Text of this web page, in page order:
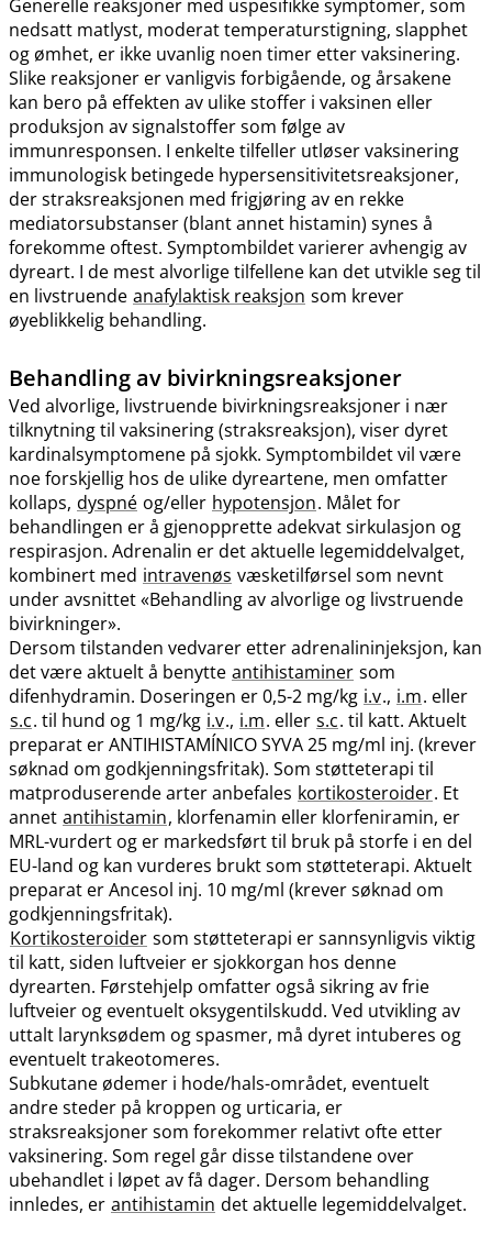
Generelle reaksjoner med uspesifikke symptomer, som
nedsatt matlyst, moderat temperaturstigning, slapphet
og ømhet, er ikke uvanlig noen timer etter vaksinering.
Slike reaksjoner er vanligvis forbigående, og årsakene
kan bero på effekten av ulike stoffer i vaksinen eller
produksjon av signalstoffer som følge av
immunresponsen. I enkelte tilfeller utløser vaksinering
immunologisk betingede hypersensitivitetsreaksjoner,
der straksreaksjonen med frigjøring av en rekke
mediatorsubstanser (blant annet histamin) synes å
forekomme oftest. Symptombildet varierer avhengig av
dyreart. I de mest alvorlige tilfellene kan det utvikle seg til
en livstruende anafylaktisk reaksjon som krever
øyeblikkelig behandling.
Behandling av bivirkningsreaksjoner
Ved alvorlige, livstruende bivirkningsreaksjoner i nær
tilknytning til vaksinering (straksreaksjon), viser dyret
kardinalsymptomene på sjokk. Symptombildet vil være
noe forskjellig hos de ulike dyreartene, men omfatter
kollaps, dyspné og​/​eller hypotensjon. Målet for
behandlingen er å gjenopprette adekvat sirkulasjon og
respirasjon. Adrenalin er det aktuelle legemiddelvalget,
kombinert med intravenøs væsketilførsel som nevnt
under avsnittet «Behandling av alvorlige og livstruende
bivirkninger».
Dersom tilstanden vedvarer etter adrenalininjeksjon, kan
det være aktuelt å benytte antihistaminer som
difenhydramin. Doseringen er 0,5-2 mg/kg i.v., i.m. eller
s.c. til hund og 1 mg/kg i.v., i.m. eller s.c. til katt. Aktuelt
preparat er ANTIHISTAMÍNICO SYVA 25 mg/ml inj. (krever
søknad om godkjenningsfritak). Som støtteterapi til
matproduserende arter anbefales kortikosteroider. Et
annet antihistamin, klorfenamin eller klorfeniramin, er
MRL-vurdert og er markedsført til bruk på storfe i en del
EU-land og kan vurderes brukt som støtteterapi. Aktuelt
preparat er Ancesol inj. 10 mg/ml (krever søknad om
godkjenningsfritak).
Kortikosteroider som støtteterapi er sannsynligvis viktig
til katt, siden luftveier er sjokkorgan hos denne
dyrearten. Førstehjelp omfatter også sikring av frie
luftveier og eventuelt oksygentilskudd. Ved utvikling av
uttalt larynksødem og spasmer, må dyret intuberes og
eventuelt trakeotomeres.
Subkutane ødemer i hode​/​hals-området, eventuelt
andre steder på kroppen og urticaria, er
straksreaksjoner som forekommer relativt ofte etter
vaksinering. Som regel går disse tilstandene over
ubehandlet i løpet av få dager. Dersom behandling
innledes, er antihistamin det aktuelle legemiddelvalget.